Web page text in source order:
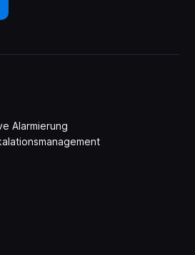
Alarmierung